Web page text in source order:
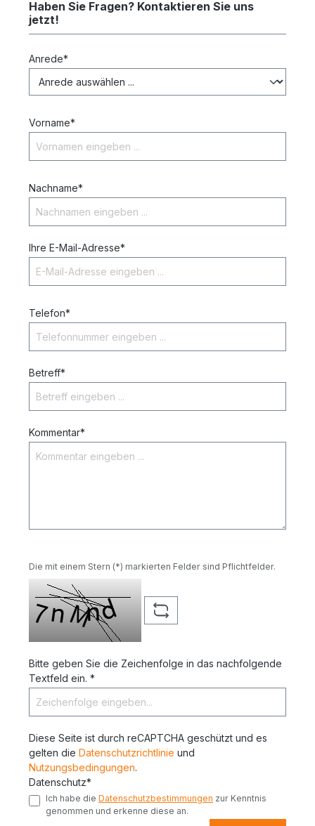
Haben Sie Fragen? Kontaktieren Sie uns
jetzt!
Anrede*
Vorname*
Nachname*
Ihre E-Mail-Adresse*
Telefon*
Betreff*
Kommentar*
Die mit einem Stern (*) markierten Felder sind Pflichtfelder.
Bitte geben Sie die Zeichenfolge in das nachfolgende
Textfeld ein. *
Diese Seite ist durch reCAPTCHA geschützt und es
gelten die Datenschutzrichtlinie und
Nutzungsbedingungen.
Datenschutz*
Ich habe die Datenschutzbestimmungen zur Kenntnis
genommen und erkenne diese an.